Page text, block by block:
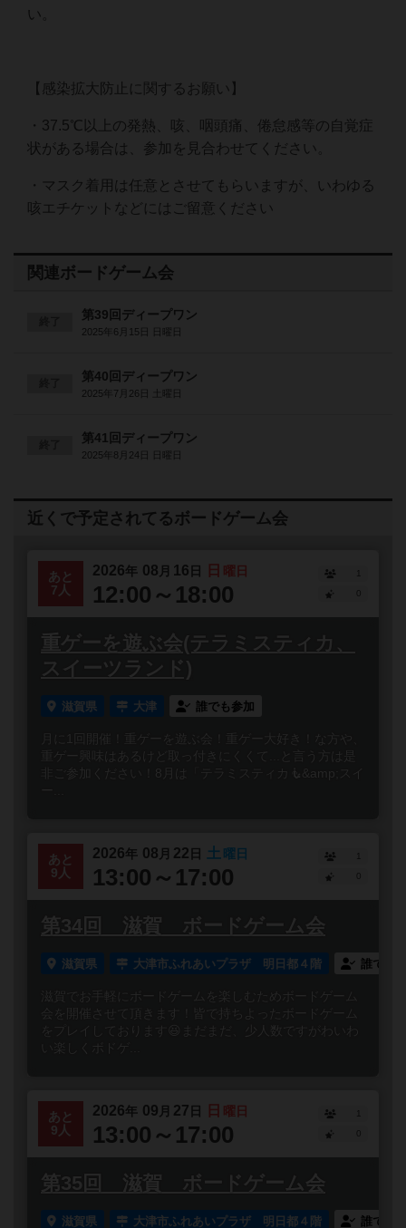
い。
【感染拡大防止に関するお願い】
・37.5℃以上の発熱、咳、咽頭痛、倦怠感等の自覚症
状がある場合は、参加を見合わせてください。
・マスク着用は任意とさせてもらいますが、いわゆる
咳エチケットなどにはご留意ください
関連ボードゲーム会
第39回ディープワン
2025年6月15日 日曜日
第40回ディープワン
2025年7月26日 土曜日
第41回ディープワン
2025年8月24日 日曜日
近くで予定されてるボードゲーム会
あと
7人
2026年 08 月 16 日 日 曜日
12:00～18:00
1
重ゲーを遊ぶ会(テラミスティカ、
スイーツランド)
滋賀県 大津 誰でも参加
月に1回開催！重ゲーを遊ぶ会！重ゲー大好き！な方や、
重ゲー興味はあるけど取っ付きにくくて...と言う方は是
非ご参加ください！8月は「テラミスティカ🧜&amp;スイ
あと
9人
2026年 08 月 22 日 土 曜日
13:00～17:00
1
第34回 滋賀 ボードゲーム会
滋賀県 大津市ふれあいプラザ 明日都４階 誰でも
滋賀でお手軽にボードゲームを楽しむためボードゲーム
会を開催させて頂きます！皆で持ちよったボードゲーム
をプレイしております😆まだまだ、少人数ですがわいわ
い楽しくボドゲ...
あと
9人
2026年 09 月 27 日 日 曜日
13:00～17:00
1
第35回 滋賀 ボードゲーム会
滋賀県 大津市ふれあいプラザ 明日都４階 誰でも